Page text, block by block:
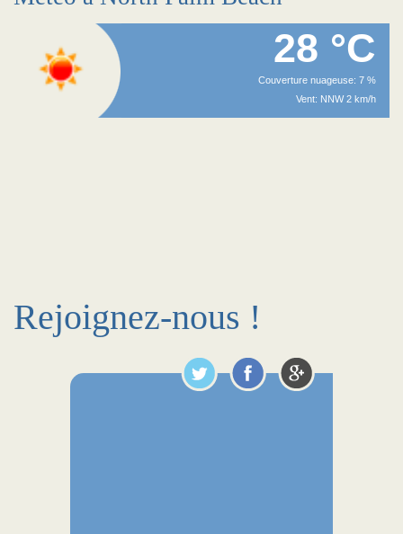
28 °C
Couverture nuageuse: 7 %
Vent: NNW 2 km/h
Rejoignez-nous !